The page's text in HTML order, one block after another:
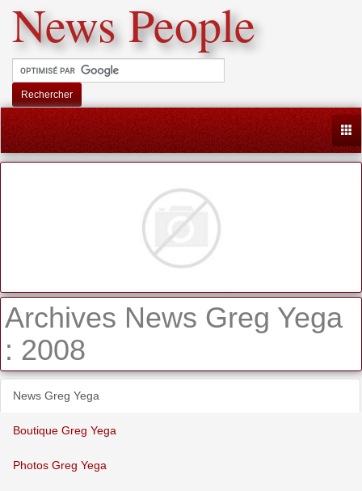
News People
Rechercher
Archives News Greg Yega
: 2008
News Greg Yega
Boutique Greg Yega
Photos Greg Yega